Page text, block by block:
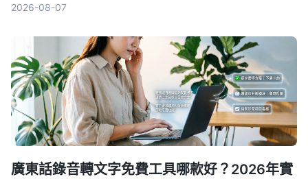
2026-08-07
廣東話錄音轉文字免費工具哪款好？2026年實